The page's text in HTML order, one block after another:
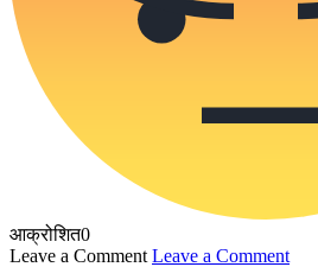
आक्रोशित0
Leave a Comment Leave a Comment